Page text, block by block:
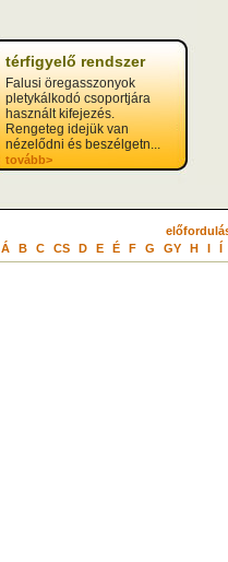
térfigyelő rendszer
Falusi öregasszonyok
pletykálkodó csoportjára
használt kifejezés.
Rengeteg idejük van
nézelődni és beszélgetn...
tovább>
Á B C CS D E É F G GY H I Í